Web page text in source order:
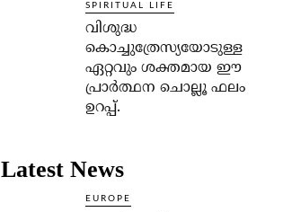
SPIRITUAL LIFE
വിശുദ്ധ
കൊച്ചുത്രേസ്യയോടുള്ള
ഏറ്റവും ശക്തമായ ഈ
പ്രാര്‍ത്ഥന ചൊല്ലൂ ഫലം
ഉറപ്പ്.
Latest News
EUROPE